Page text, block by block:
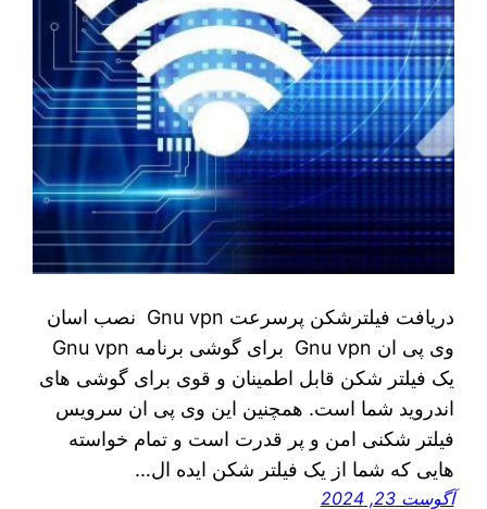
دريافت فیلترشکن پرسرعت Gnu vpn نصب اسان
یک فیلتر شکن قابل اطمینان و قوی برای گوشی های
اندروید شما است. همچنین این وی پی ان سرویس
فیلتر شکنی امن و پر قدرت است و تمام خواسته
هایی که شما از یک فیلتر شکن ایده ال…
آگوست 23, 2024